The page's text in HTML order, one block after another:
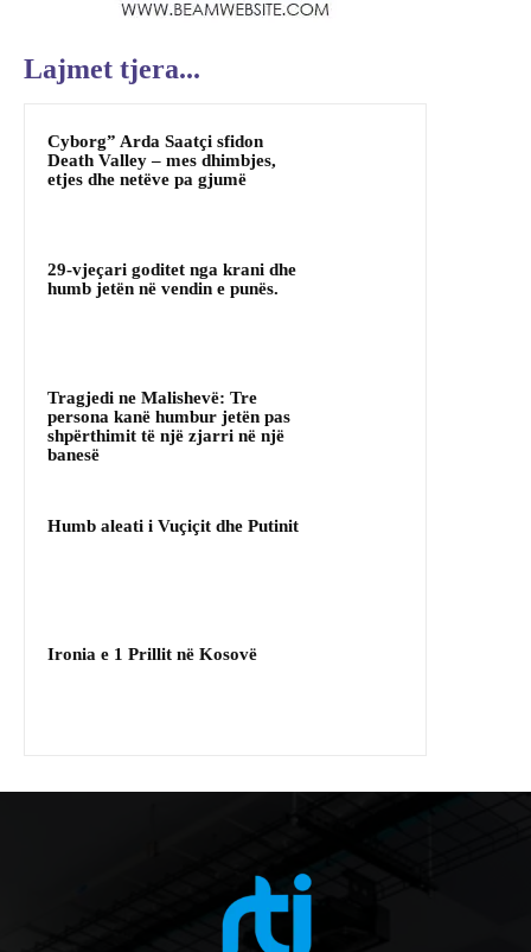
Lajmet tjera...
Cyborg” Arda Saatçi sfidon
Death Valley – mes dhimbjes,
etjes dhe netëve pa gjumë
29-vjeçari goditet nga krani dhe
humb jetën në vendin e punës.
Tragjedi ne Malishevë: Tre
persona kanë humbur jetën pas
shpërthimit të një zjarri në një
banesë
Humb aleati i Vuçiçit dhe Putinit
Ironia e 1 Prillit në Kosovë